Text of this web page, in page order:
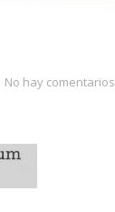
No hay comentarios